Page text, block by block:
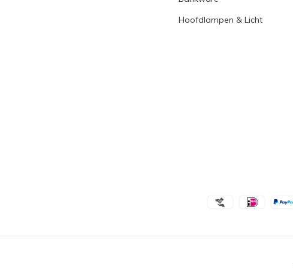
Hoofdlampen & Licht